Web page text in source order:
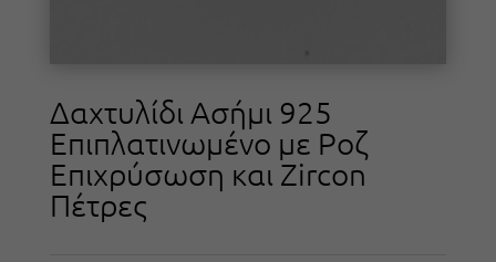
Δαχτυλίδι Ασήμι 925
Επιπλατινωμένο με Ροζ
Επιχρύσωση και Zircon
Πέτρες